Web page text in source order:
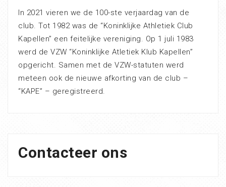
In 2021 vieren we de 100-ste verjaardag van de
club. Tot 1982 was de “Koninklijke Athletiek Club
Kapellen” een feitelijke vereniging. Op 1 juli 1983
werd de VZW “Koninklijke Atletiek Klub Kapellen”
opgericht. Samen met de VZW-statuten werd
meteen ook de nieuwe afkorting van de club –
“KAPE” – geregistreerd.
Contacteer ons